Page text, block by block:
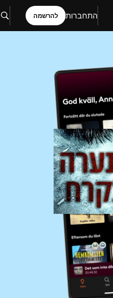
התחברות להרשמה